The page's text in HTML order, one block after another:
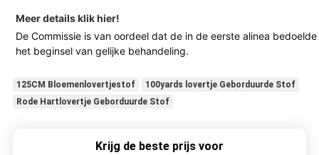
Meer details klik hier!
De Commissie is van oordeel dat de in de eerste alinea
het beginsel van gelijke behandeling.
125CM Bloemenlovertjestof
100yards lovertje Geborduurde Stof
Rode Hartlovertje Geborduurde Stof
Krijg de beste prijs voor